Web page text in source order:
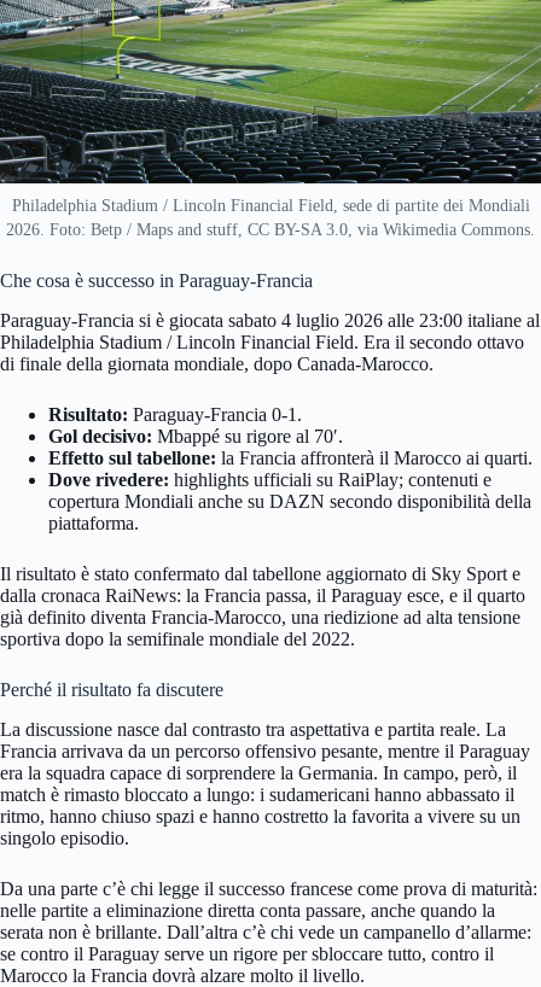
Philadelphia Stadium / Lincoln Financial Field, sede di partite dei Mondiali
2026. Foto: Betp / Maps and stuff, CC BY-SA 3.0, via Wikimedia Commons.
Che cosa è successo in Paraguay-Francia
Paraguay-Francia si è giocata sabato 4 luglio 2026 alle 23:00 italiane al
Philadelphia Stadium / Lincoln Financial Field. Era il secondo ottavo
di finale della giornata mondiale, dopo Canada-Marocco.
Risultato: Paraguay-Francia 0-1.
Gol decisivo: Mbappé su rigore al 70′.
Effetto sul tabellone: la Francia affronterà il Marocco ai quarti.
Dove rivedere: highlights ufficiali su RaiPlay; contenuti e
copertura Mondiali anche su DAZN secondo disponibilità della
piattaforma.
Il risultato è stato confermato dal tabellone aggiornato di Sky Sport e
dalla cronaca RaiNews: la Francia passa, il Paraguay esce, e il quarto
già definito diventa Francia-Marocco, una riedizione ad alta tensione
sportiva dopo la semifinale mondiale del 2022.
Perché il risultato fa discutere
La discussione nasce dal contrasto tra aspettativa e partita reale. La
Francia arrivava da un percorso offensivo pesante, mentre il Paraguay
era la squadra capace di sorprendere la Germania. In campo, però, il
match è rimasto bloccato a lungo: i sudamericani hanno abbassato il
ritmo, hanno chiuso spazi e hanno costretto la favorita a vivere su un
singolo episodio.
Da una parte c’è chi legge il successo francese come prova di maturità:
nelle partite a eliminazione diretta conta passare, anche quando la
serata non è brillante. Dall’altra c’è chi vede un campanello d’allarme:
se contro il Paraguay serve un rigore per sbloccare tutto, contro il
Marocco la Francia dovrà alzare molto il livello.